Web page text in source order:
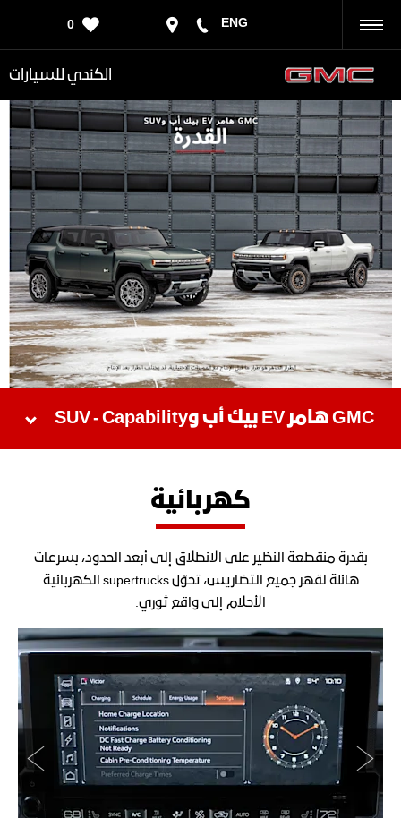
ENG
0
الكندي للسيارات
GMC هامر EV بيك أب وSUV - Capability
كهربائية
بقدرة منقطعة النظير على الانطلاق إلى أبعد الحدود، بسرعات
هائلة لقهر جميع التضاريس، تحوّل supertrucks الكهربائية
الأحلام إلى واقع ثوري.